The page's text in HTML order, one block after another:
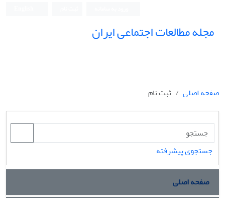
مجله مطالعات اجتماعی ایران
صفحه اصلی ثبت نام
جستجوی پیشرفته
صفحه اصلی